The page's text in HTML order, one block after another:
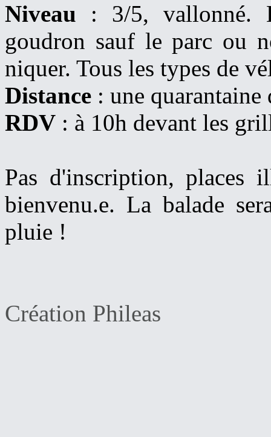
Niveau : 3/5, vallonné.
goudron sauf le parc ou
niquer. Tous les types de
Distance : une
RDV : à 10h devant les
Pas d'inscription, places
bienvenu.e. La balade
pluie !
Création Phileas